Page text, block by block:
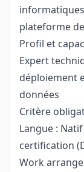
plateforme
Profil et
Expert
déploiement
données
Critère
Langue :
certification
Work